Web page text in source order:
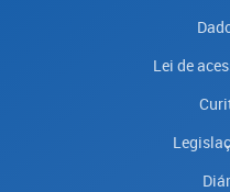
Lei de